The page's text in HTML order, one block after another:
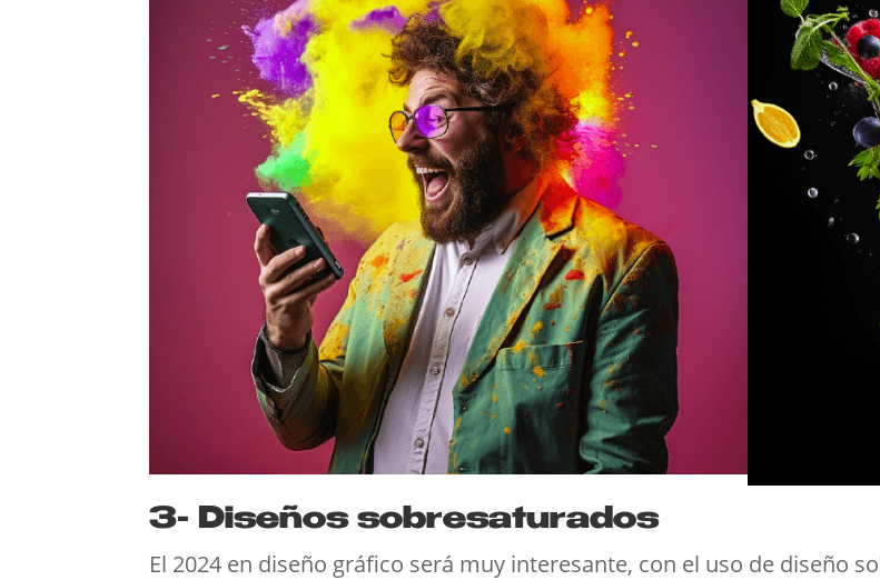
3- Diseños sobresaturados
El 2024 en diseño gráfico será muy interesante, con el uso de diseño